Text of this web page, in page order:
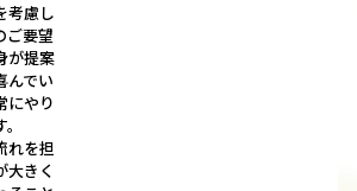
考慮し
ご要望
が提案
んでい
にやり
れを担
大きく